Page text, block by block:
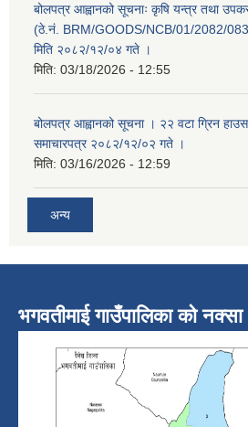
बोलपत्र आह्वानको सूचनाः कृषि यन्त्र तथा
(ठे.नं. BRM/GOODS/NCB/01/2082/083)
मिति २०८२/१२/०४ गते ।
मिति: 03/18/2026 - 12:55
बोलपत्र आह्वानको सूचना । २२ वटा ग्रिन
समाचारपत्र २०८२/१२/०२ गते ।
मिति: 03/16/2026 - 12:59
अन्य
भगवतीमाई गाउँपालिका को नक्सा